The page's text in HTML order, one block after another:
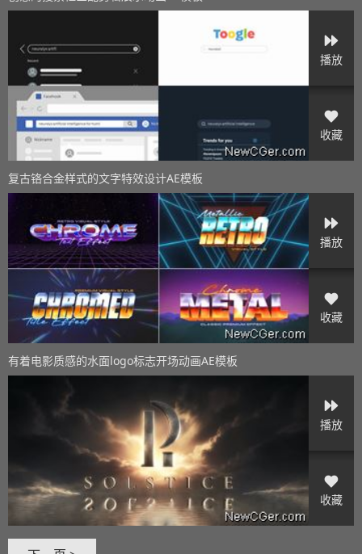
播放
收藏
复古铬合金样式的文字特效设计AE模板
播放
收藏
有着电影质感的水面logo标志开场动画AE模板
播放
收藏